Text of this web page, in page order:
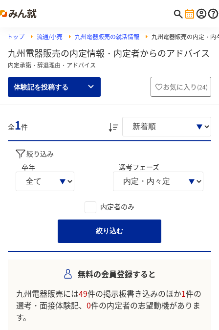
トップ 流通/小売 九州電器販売の就活情報 九州電器販売の内定・内
九州電器販売の内定情報・内定者からのアドバイス
内定承諾・辞退理由・アドバイス
体験記を投稿する お気に入り (24)
全1件
絞り込み
卒年
選考フェーズ
内定者のみ
絞り込む
無料の会員登録すると
九州電器販売には49件の掲示板書き込みのほか1件の
選考・面接体験記、 0件の内定者の志望動機がありま
す。